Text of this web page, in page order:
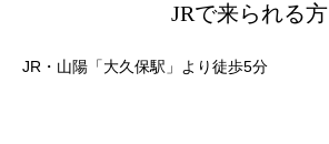
JRで来られる方
JR・山陽「大久保駅」より徒歩5分